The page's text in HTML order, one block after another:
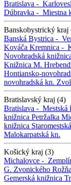
Bratislava -
Dúbravka - Miestna
Banskobystrický kraj
Banská Bystrica -
Kováča Kremnica -
Novohradská
Knižnica M.
Hontiansko-
novohradská kn.
Bratislavský kraj (4)
Bratislava - Mestská
knižnica Petržalka
knižnica
Malokarpatská kn.
Košický kraj (3)
Michalovce -
G. Zvonického
Gemerská knižnica